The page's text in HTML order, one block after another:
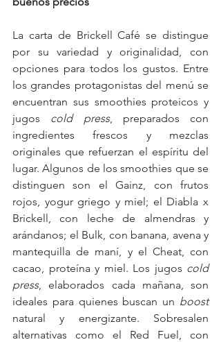
La carta de Brickell Café se distingue
por su variedad y originalidad, con
opciones para todos los gustos. Entre
los grandes protagonistas del menú se
encuentran sus smoothies proteicos y
jugos cold press, preparados con
ingredientes frescos y mezclas
originales que refuerzan el espíritu del
lugar. Algunos de los smoothies que se
distinguen son el Gainz, con frutos
rojos, yogur griego y miel; el Diabla x
Brickell, con leche de almendras y
arándanos; el Bulk, con banana, avena y
mantequilla de maní, y el Cheat, con
cacao, proteína y miel. Los jugos cold
press, elaborados cada mañana, son
ideales para quienes buscan un
boost
natural y energizante. Sobresalen
alternativas como el Red Fuel, con